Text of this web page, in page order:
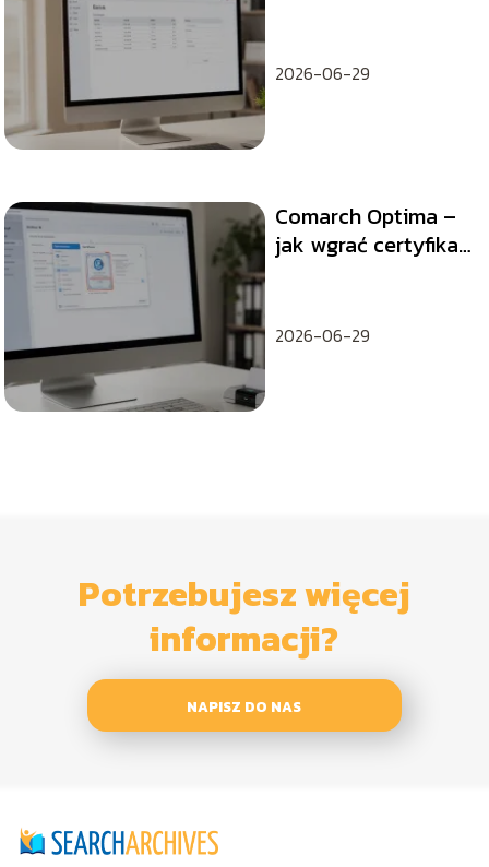
2026-06-29
Comarch Optima –
jak wgrać certyfikat
2026-06-29
Potrzebujesz więcej
informacji?
NAPISZ DO NAS